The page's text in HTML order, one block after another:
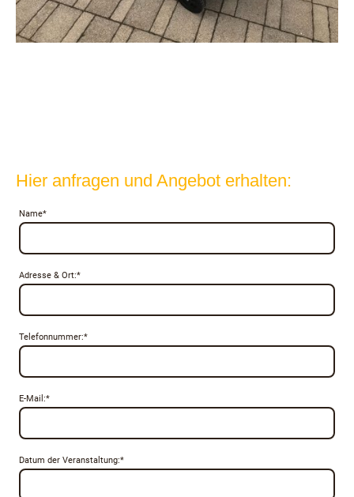
Hier anfragen und Angebot erhalten:
Name*
Adresse & Ort:*
Telefonnummer:*
E-Mail:*
Datum der Veranstaltung:*